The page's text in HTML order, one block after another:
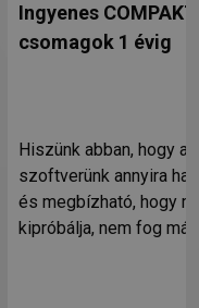
Ingyenes
csomagok 1 évig
Hiszünk abban, hogy a
szoftverünk annyira
és megbízható, hogy
kipróbálja, nem fog